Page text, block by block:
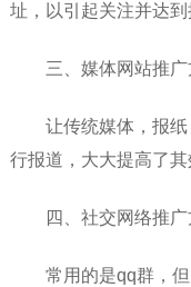
址，以引起关注并达到
三、媒体网站推
让传统媒体，报
行报道，大大提高了其
四、社交网络推
常用的是qq群，